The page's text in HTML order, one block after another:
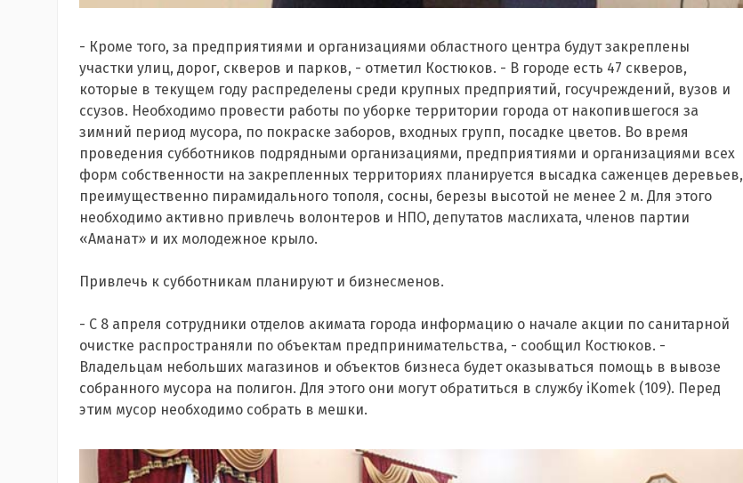
- Кроме того, за предприятиями и организациями областного центра будут закреплены
участки улиц, дорог, скверов и парков, - отметил Костюков. - В городе есть 47 скверов,
которые в текущем году распределены среди крупных предприятий, госучреждений, вузов и
ссузов. Необходимо провести работы по уборке территории города от накопившегося за
зимний период мусора, по покраске заборов, входных групп, посадке цветов. Во время
проведения субботников подрядными организациями, предприятиями и организациями всех
форм собственности на закрепленных территориях планируется высадка саженцев деревьев,
преимущественно пирамидального тополя, сосны, березы высотой не менее 2 м. Для этого
необходимо активно привлечь волонтеров и НПО, депутатов маслихата, членов партии
«Аманат» и их молодежное крыло.
Привлечь к субботникам планируют и бизнесменов.
- С 8 апреля сотрудники отделов акимата города информацию о начале акции по санитарной
очистке распространяли по объектам предпринимательства, - сообщил Костюков. -
Владельцам небольших магазинов и объектов бизнеса будет оказываться помощь в вывозе
собранного мусора на полигон. Для этого они могут обратиться в службу iKomek (109). Перед
этим мусор необходимо собрать в мешки.